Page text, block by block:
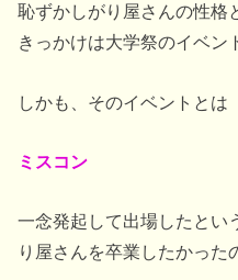
恥ずかしがり屋さんの性格
きっかけは大学祭のイベン
しかも、そのイベントとは
ミスコン
一念発起して出場したとい
り屋さんを卒業したかった